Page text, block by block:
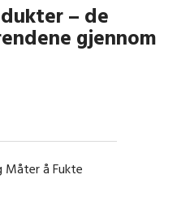
– de
gjennom
Måter å Fukte